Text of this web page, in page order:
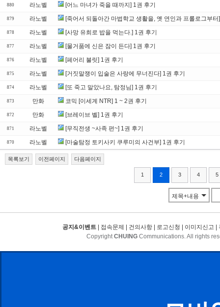
880 라노벨 [어느 마녀가 죽을 때까지] 1권 후기
879 라노벨 [죽어서 되돌아간 마법학교 생활을, 옛 연인과 프롤로그부
878 라노벨 [사망 유희로 밥을 먹는다.] 1권 후기
877 라노벨 [물거품에 신은 잠이 든다] 1권 후기
876 라노벨 [페어리 불릿] 1권 후기
875 라노벨 [거짓말쟁이 입술은 사랑에 무너진다] 1권 후기
874 라노벨 [또 죽고 말았나요, 탐정님] 1권 후기
873 만화 코믹 [이세계 NTR] 1 ~ 2권 후기
872 만화 [브레이브 벨] 1권 후기
871 라노벨 [무직전생 ~사족 편~] 1권 후기
870 라노벨 [마술탐정 토키사키 쿠루미의 사건부] 1권 후기
목록보기 이전페이지 다음페이지
1 2 3 4 5
제목+내용
공지&이벤트 접속문제 건의사항 로고신청 이미지신고
CopyrightCHUING Communications. All rights